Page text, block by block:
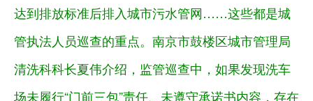
达到排放标准后排入城市污水管网……这些都是城
管执法人员巡查的重点。南京市鼓楼区城市管理局
清洗科科长夏伟介绍，监管巡查中，如果发现洗车
场未履行“门前三包”责任、未遵守承诺书内容，存在